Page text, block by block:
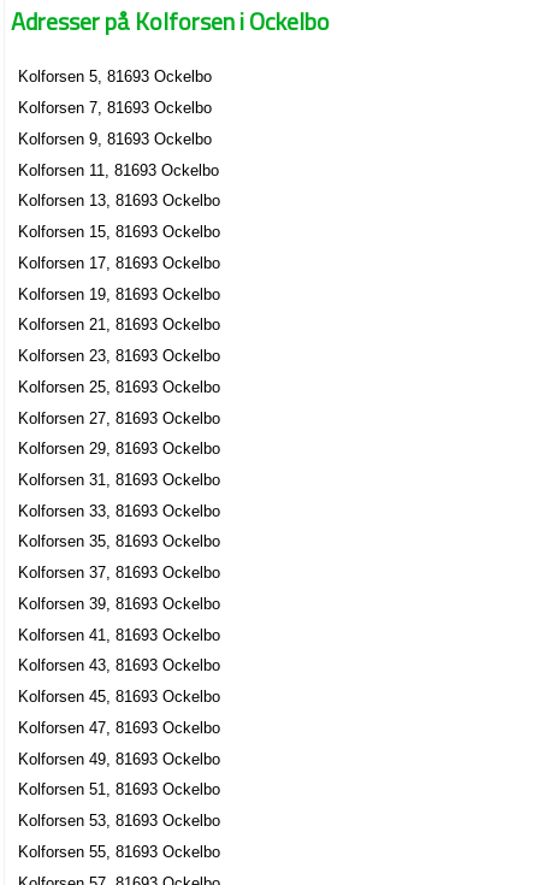
Adresser på Kolforsen i Ockelbo
Kolforsen 5, 81693 Ockelbo
Kolforsen 7, 81693 Ockelbo
Kolforsen 9, 81693 Ockelbo
Kolforsen 11, 81693 Ockelbo
Kolforsen 13, 81693 Ockelbo
Kolforsen 15, 81693 Ockelbo
Kolforsen 17, 81693 Ockelbo
Kolforsen 19, 81693 Ockelbo
Kolforsen 21, 81693 Ockelbo
Kolforsen 23, 81693 Ockelbo
Kolforsen 25, 81693 Ockelbo
Kolforsen 27, 81693 Ockelbo
Kolforsen 29, 81693 Ockelbo
Kolforsen 31, 81693 Ockelbo
Kolforsen 33, 81693 Ockelbo
Kolforsen 35, 81693 Ockelbo
Kolforsen 37, 81693 Ockelbo
Kolforsen 39, 81693 Ockelbo
Kolforsen 41, 81693 Ockelbo
Kolforsen 43, 81693 Ockelbo
Kolforsen 45, 81693 Ockelbo
Kolforsen 47, 81693 Ockelbo
Kolforsen 49, 81693 Ockelbo
Kolforsen 51, 81693 Ockelbo
Kolforsen 53, 81693 Ockelbo
Kolforsen 55, 81693 Ockelbo